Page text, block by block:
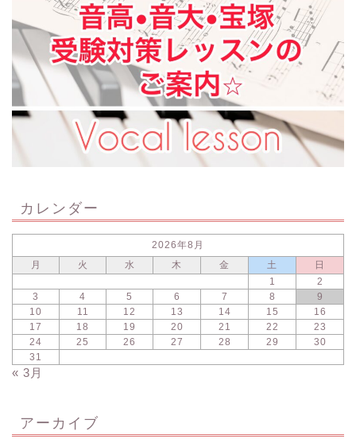
カレンダー
2026年8月
月
火 水 木 金 土
日
1
2
3
4 5 6 7 8
9
10
11 12 13 14 15
16
17
18 19 20 21 22
23
24
25 26 27 28 29
30
31
« 3月
アーカイブ